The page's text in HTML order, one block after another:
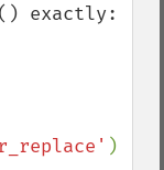
exactly:
)